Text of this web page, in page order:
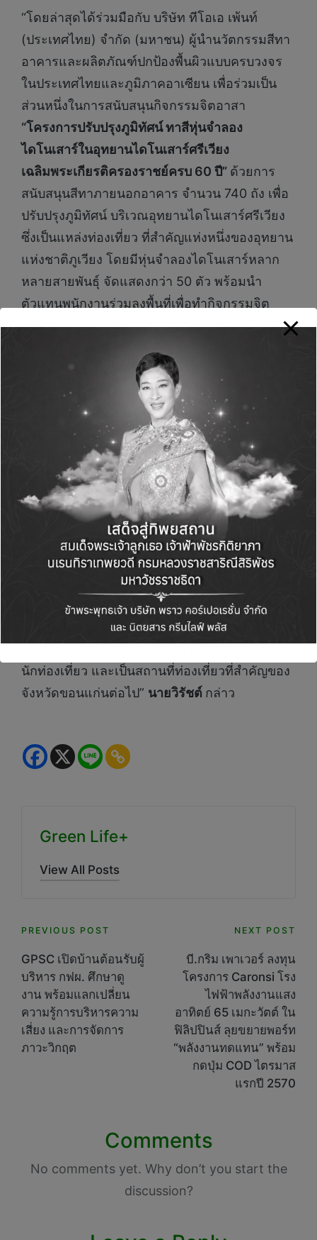
“โดยล่าสุดได้ร่วมมือกับ บริษัท ทีโอเอ เพ้นท์
(ประเทศไทย) จํากัด (มหาชน) ผู้นำนวัตกรรมสีทา
อาคารและผลิตภัณฑ์ปกป้องพื้นผิวแบบครบวงจร
ในประเทศไทยและภูมิภาคอาเซียน เพื่อร่วมเป็น
ส่วนหนึ่งในการสนับสนุนกิจกรรมจิตอาสา
“โครงการปรับปรุงภูมิทัศน์ ทาสีหุ่นจำลอง
ไดโนเสาร์ในอุทยานไดโนเสาร์ศรีเวียง
เฉลิมพระเกียรติครองราชย์ครบ 60 ปี” ด้วยการ
สนับสนุนสีทาภายนอกอาคาร จำนวน 740 ถัง เพื่อ
ปรับปรุงภูมิทัศน์ บริเวณอุทยานไดโนเสาร์ศรีเวียง
ซึ่งเป็นแหล่งท่องเที่ยว ที่สำคัญแห่งหนึ่งของอุทยาน
แห่งชาติภูเวียง โดยมีหุ่นจำลองไดโนเสาร์หลาก
หลายสายพันธุ์ จัดแสดงกว่า 50 ตัว พร้อมนำ
ตัวแทนพนักงานร่วมลงพื้นที่เพื่อทำกิจกรรมจิต
อาสาร่วมกับหัวหน้าหน่วยงานราชการ กำนัน
จิตสำนึกในด้านจิตสาธารณะ คุณธรรม จริยธรรม
ให้กับผู้เข้าร่วมกิจกรรม พร้อมพัฒนาและปรับปรุง
หุ่นจำลองไดโนเสาร์ให้กลับมาสวยงาม เพื่อส่งเสริม
ให้มีนักท่องเที่ยวและประชาชนทั่วไปเข้ามาเยี่ยม
ชมอุทยานไดโนเสาร์ศรีเวียงเฉลิมพระเกียรติครอง
ราชย์ครบ 60 ปี และแหล่งท่องเที่ยวบริเวณโดย
รอบเขตอุทยานแห่งชาติภูเวียง
ทั้งนี้ บริษัทฯ มีความยินดีเป็นอย่างยิ่งที่ได้ร่วมเป็น
ส่วนหนึ่งในการพัฒนาท้องถิ่นของแต่ละชุมชนให้มี
คุณภาพชีวิตและความเป็นอยู่ที่ดีขึ้น โดยหวังว่า
จากการเข้ามาช่วยเหลือของทั้งภาครัฐและเอกชน
ในครั้งนี้ จะสามารถช่วยให้อุทยานแห่งชาติภูเวียง
นักท่องเที่ยว และเป็นสถานที่ท่องเที่ยวที่สำคัญของ
จังหวัดขอนแก่นต่อไป” นายวิรัชต์ กล่าว
Green Life+
View All Posts
Post
navigation
PREVIOUS POST
GPSC เปิดบ้านต้อนรับผู้
บริหาร กฟผ. ศึกษาดู
งาน พร้อมแลกเปลี่ยน
ความรู้การบริหารความ
เสี่ยง และการจัดการ
ภาวะวิกฤต
NEXT POST
บี.กริม เพาเวอร์ ลงทุน
โครงการ Caronsi โรง
ไฟฟ้าพลังงานแสง
อาทิตย์ 65 เมกะวัตต์ ใน
ฟิลิปปินส์ ลุยขยายพอร์ท
“พลังงานทดแทน” พร้อม
กดปุ่ม COD ไตรมาส
แรกปี 2570
Comments
No comments yet. Why don’t you start the
discussion?